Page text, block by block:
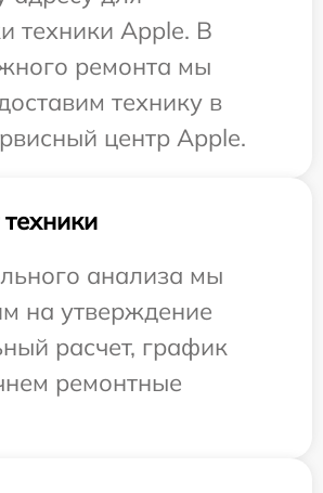
техники Apple. В
ремонта мы
технику в
центр Apple.
анализа мы
на утверждение
расчет, график
ремонтные